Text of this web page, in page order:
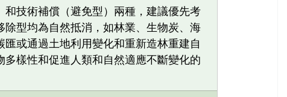
和技術補償（避免型）兩種，建議優先考
除型均為自然抵消，如林業、生物炭、海
或通過土地利用變化和重新造林重建自
多樣性和促進人類和自然適應不斷變化的